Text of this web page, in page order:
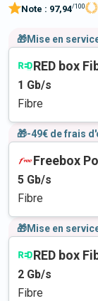
Note : 97,94/100
🎁Mise en
RED box
1 Gb/s
Fibre
🎁-49€ de frais
Freebox
5 Gb/s
Fibre
🎁Mise en
RED box
2 Gb/s
Fibre